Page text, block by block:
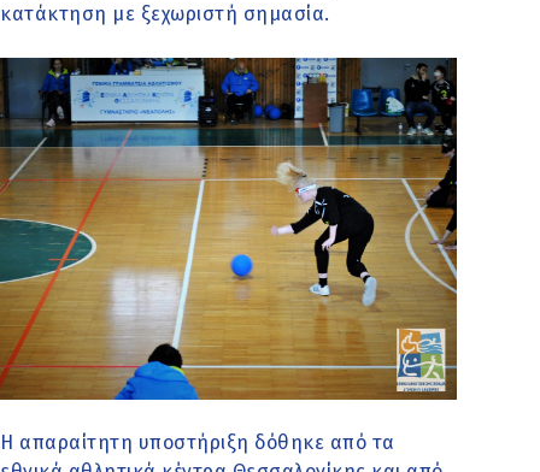
κατάκτηση με ξεχωριστή σημασία.
Η απαραίτητη υποστήριξη δόθηκε από τα